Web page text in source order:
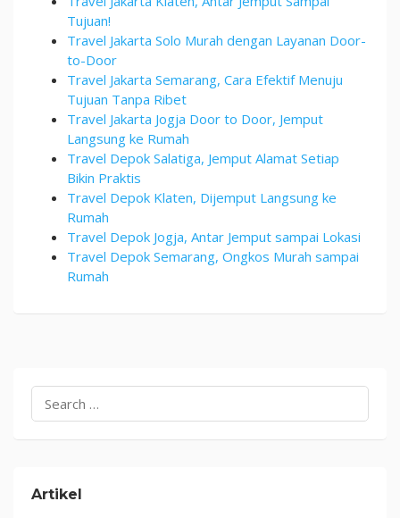
Tujuan!
Travel Jakarta Solo Murah dengan Layanan Door-
to-Door
Travel Jakarta Semarang, Cara Efektif Menuju
Tujuan Tanpa Ribet
Travel Jakarta Jogja Door to Door, Jemput
Langsung ke Rumah
Travel Depok Salatiga, Jemput Alamat Setiap
Bikin Praktis
Travel Depok Klaten, Dijemput Langsung ke
Rumah
Travel Depok Jogja, Antar Jemput sampai Lokasi
Travel Depok Semarang, Ongkos Murah sampai
Rumah
2026
for:
Artikel